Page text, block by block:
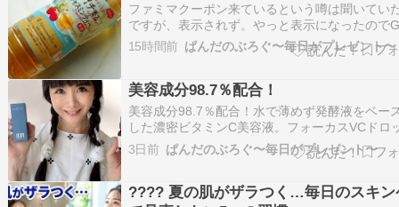
ファミマクーポン来ているという噂は聞いてい
ですが、表示されず。やっと表示になったので
ました!!人によって来るクーポンが違う様で。
ちらだったのですが。 一番下に靴下1円クーポ
確認してみてねーーー。アプリダウンロー…
15時間前 ぱんだのぶろぐ〜毎日がプレゼント〜
美容成分98.7％配合！
美容成分98.7％配合！水で薄めず発酵液をベー
した濃密ビタミンC美容液。フォーカスVCドロ
届きました!!The Focus VC Drop フォーカスVC
ップ 美容液 ビタミンC バクチオール ナイアシ
ツ…
3日前 ぱんだのぶろぐ〜毎日がプレゼント〜
???? 夏の肌がザラつく…毎日のスキン